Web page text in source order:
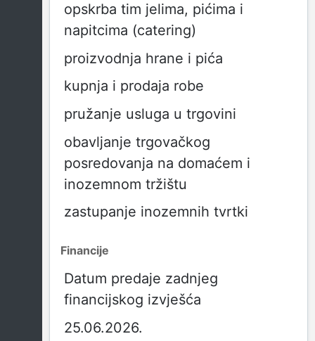
opskrba tim jelima, pićima i
napitcima (catering)
proizvodnja hrane i pića
kupnja i prodaja robe
pružanje usluga u trgovini
obavljanje trgovačkog
posredovanja na domaćem i
inozemnom tržištu
zastupanje inozemnih tvrtki
Financije
Datum predaje zadnjeg
financijskog izvješća
25.06.2026.